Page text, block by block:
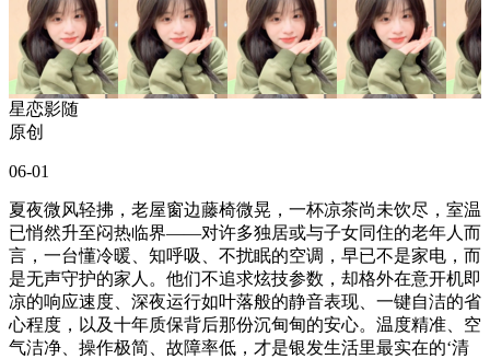
星恋影随
原创
06-01
夏夜微风轻拂，老屋窗边藤椅微晃，一杯凉茶尚未饮尽，室温
已悄然升至闷热临界——对许多独居或与子女同住的老年人而
言，一台懂冷暖、知呼吸、不扰眠的空调，早已不是家电，而
是无声守护的家人。他们不追求炫技参数，却格外在意开机即
凉的响应速度、深夜运行如叶落般的静音表现、一键自洁的省
心程度，以及十年质保背后那份沉甸甸的安心。温度精准、空
气洁净、操作极简、故障率低，才是银发生活里最实在的‘清